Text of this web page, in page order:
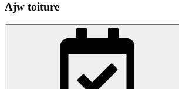
Ajw toiture